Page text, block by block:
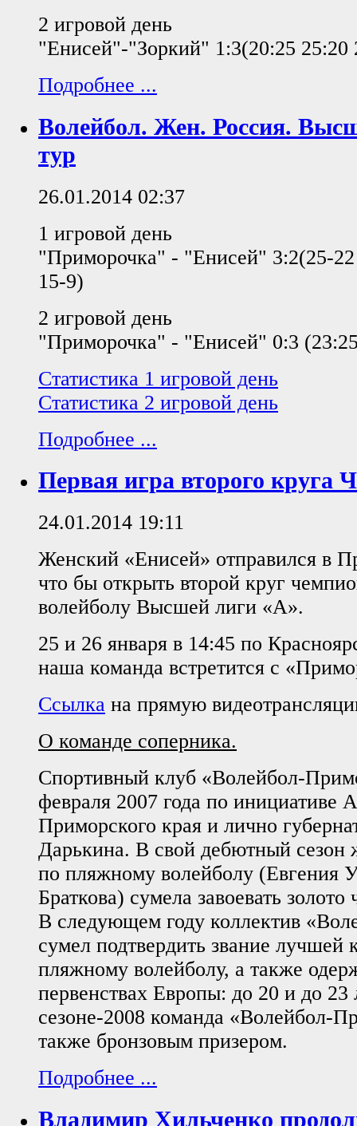
2 игровой день
"Енисей"-"Зоркий" 1:3(20:25 25:20
Подробнее ...
Волейбол. Жен. Россия.
тур
26.01.2014 02:37
1 игровой день
"Приморочка" - "Енисей" 3:2(25-
15-9)
2 игровой день
"Приморочка" - "Енисей" 0:3
Статистика 1 игровой день
Статистика 2 игровой день
Подробнее ...
Первая игра второго круга
24.01.2014 19:11
Женский «Енисей» отправился в
что бы открыть второй круг
волейболу Высшей лиги «А».
25 и 26 января в 14:45 по
наша команда встретится с
Ссылка на прямую
О команде соперника.
Спортивный клуб «Волейбол-
февраля 2007 года по инициативе
Приморского края и лично
Дарькина. В свой дебютный сезон
по пляжному волейболу (Евгения
Браткова) сумела завоевать
В следующем году коллектив
сумел подтвердить звание лучшей
пляжному волейболу, а также
первенствах Европы: до 20 и до 23
сезоне-2008 команда «Волейбол-
также бронзовым призером.
Подробнее ...
Владимир Хильченко